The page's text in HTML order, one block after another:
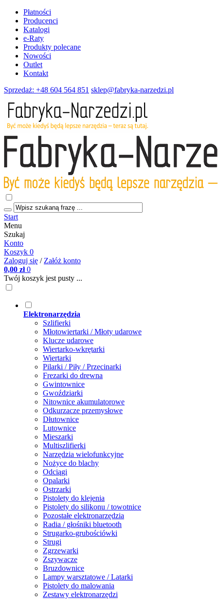
Płatności
Producenci
Katalogi
e-Raty
Produkty polecane
Nowości
Outlet
Kontakt
Sprzedaż: +48 604 564 851 sklep@fabryka-narzedzi.pl
Start
Menu
Szukaj
Konto
Koszyk 0
Zaloguj się / Załóż konto
0,00 zł 0
Twój koszyk jest pusty ...
Elektronarzędzia
Szlifierki
Młotowiertarki / Młoty udarowe
Klucze udarowe
Wiertarko-wkrętarki
Wiertarki
Pilarki / Piły / Przecinarki
Frezarki do drewna
Gwintownice
Gwoździarki
Nitownice akumulatorowe
Odkurzacze przemysłowe
Dłutownice
Lutownice
Mieszarki
Multiszlifierki
Narzędzia wielofunkcyjne
Nożyce do blachy
Odciągi
Opalarki
Ostrzarki
Pistolety do klejenia
Pistolety do silikonu / towotnice
Pozostałe elektronarzędzia
Radia / głośniki bluetooth
Strugarko-grubościówki
Strugi
Zgrzewarki
Zszywacze
Bruzdownice
Lampy warsztatowe / Latarki
Pistolety do malowania
Zestawy elektronarzędzi